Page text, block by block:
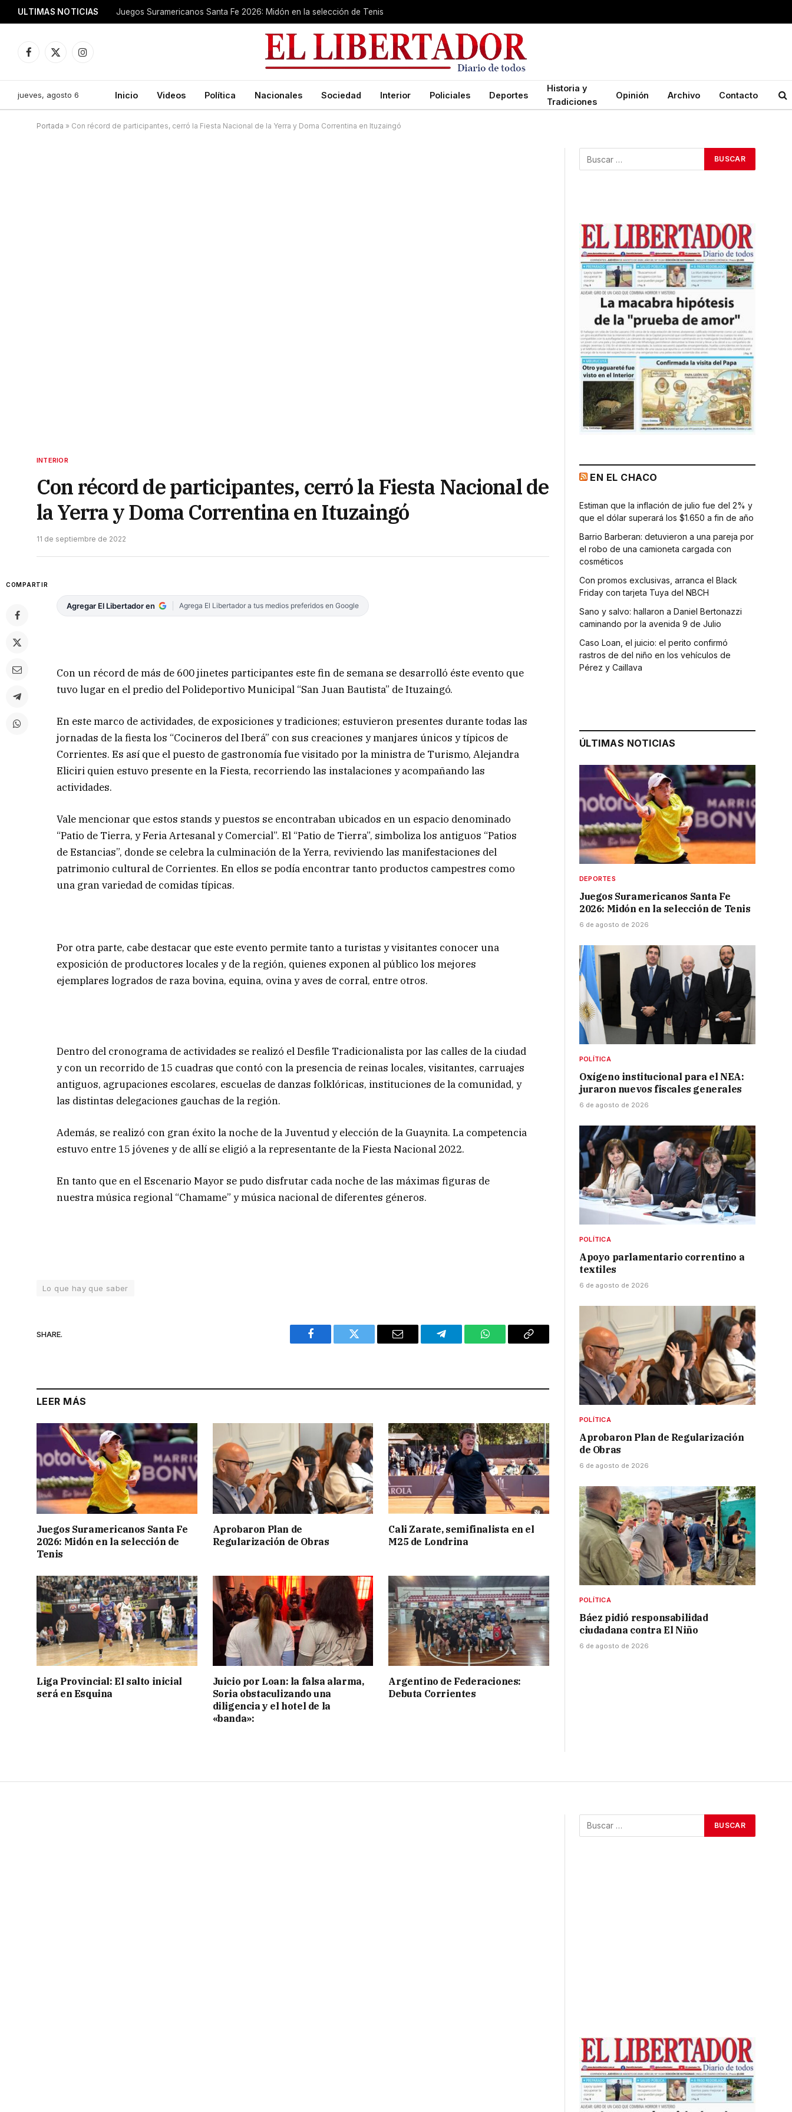
ULTIMAS NOTICIAS Juegos Suramericanos Santa Fe 2026: Midón en la selección de Tenis
Facebook
X
Instagram
jueves, agosto 6 Inicio Videos Política Nacionales Sociedad Interior Policiales Deportes
Historia y
Tradiciones
Opinión Archivo Contacto
Portada » Con récord de participantes, cerró la Fiesta Nacional de la Yerra y Doma Correntina en Ituzaingó
INTERIOR
Con récord de participantes, cerró la Fiesta Nacional de
la Yerra y Doma Correntina en Ituzaingó
11 de septiembre de 2022
COMPARTIR
Agregar El Libertador en Agrega El Libertador a tus medios preferidos en Google
Con un récord de más de 600 jinetes participantes este fin de semana se desarrolló éste evento que
tuvo lugar en el predio del Polideportivo Municipal “San Juan Bautista” de Ituzaingó.
En este marco de actividades, de exposiciones y tradiciones; estuvieron presentes durante todas las
jornadas de la fiesta los “Cocineros del Iberá” con sus creaciones y manjares únicos y típicos de
Corrientes. Es así que el puesto de gastronomía fue visitado por la ministra de Turismo, Alejandra
Eliciri quien estuvo presente en la Fiesta, recorriendo las instalaciones y acompañando las
actividades.
Vale mencionar que estos stands y puestos se encontraban ubicados en un espacio denominado
“Patio de Tierra, y Feria Artesanal y Comercial”. El “Patio de Tierra”, simboliza los antiguos “Patios
de Estancias”, donde se celebra la culminación de la Yerra, reviviendo las manifestaciones del
patrimonio cultural de Corrientes. En ellos se podía encontrar tanto productos campestres como
una gran variedad de comidas típicas.
Por otra parte, cabe destacar que este evento permite tanto a turistas y visitantes conocer una
exposición de productores locales y de la región, quienes exponen al público los mejores
ejemplares logrados de raza bovina, equina, ovina y aves de corral, entre otros.
Dentro del cronograma de actividades se realizó el Desfile Tradicionalista por las calles de la ciudad
y con un recorrido de 15 cuadras que contó con la presencia de reinas locales, visitantes, carruajes
antiguos, agrupaciones escolares, escuelas de danzas folklóricas, instituciones de la comunidad, y
las distintas delegaciones gauchas de la región.
Además, se realizó con gran éxito la noche de la Juventud y elección de la Guaynita. La competencia
estuvo entre 15 jóvenes y de allí se eligió a la representante de la Fiesta Nacional 2022.
En tanto que en el Escenario Mayor se pudo disfrutar cada noche de las máximas figuras de
nuestra música regional “Chamame” y música nacional de diferentes géneros.
Lo que hay que saber
SHARE.
Facebook Twitter Email Telegram WhatsAppCopy
LEER MÁS
Juegos Suramericanos Santa Fe
2026: Midón en la selección de
Tenis
Aprobaron Plan de
Regularización de Obras
Cali Zarate, semifinalista en el
M25 de Londrina
Liga Provincial: El salto inicial
será en Esquina
Juicio por Loan: la falsa alarma,
Soria obstaculizando una
diligencia y el hotel de la
«banda»:
Argentino de Federaciones:
Debuta Corrientes
EN EL CHACO
Estiman que la inflación de julio fue del 2% y
que el dólar superará los $1.650 a fin de año
Barrio Barberan: detuvieron a una pareja por
el robo de una camioneta cargada con
cosméticos
Con promos exclusivas, arranca el Black
Friday con tarjeta Tuya del NBCH
Sano y salvo: hallaron a Daniel Bertonazzi
caminando por la avenida 9 de Julio
Caso Loan, el juicio: el perito confirmó
rastros de del niño en los vehículos de
Pérez y Caillava
ÚLTIMAS NOTICIAS
DEPORTES
Juegos Suramericanos Santa Fe
2026: Midón en la selección de Tenis
6 de agosto de 2026
POLÍTICA
Oxígeno institucional para el NEA:
juraron nuevos fiscales generales
6 de agosto de 2026
POLÍTICA
Apoyo parlamentario correntino a
textiles
6 de agosto de 2026
POLÍTICA
Aprobaron Plan de Regularización
de Obras
6 de agosto de 2026
POLÍTICA
Báez pidió responsabilidad
ciudadana contra El Niño
6 de agosto de 2026